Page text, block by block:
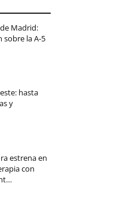
Madrid:
sobre la A-5
hasta
y
estrena en
con